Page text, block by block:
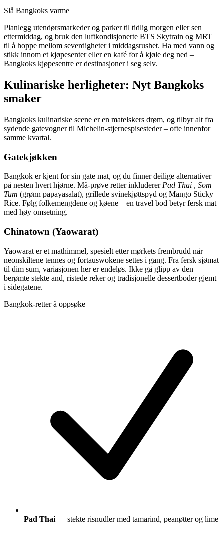
Slå Bangkoks varme
Planlegg utendørsmarkeder og parker til tidlig morgen eller sen
ettermiddag, og bruk den luftkondisjonerte BTS Skytrain og MRT
til å hoppe mellom severdigheter i middagsrushet. Ha med vann og
stikk innom et kjøpesenter eller en kafé for å kjøle deg ned –
Bangkoks kjøpesentre er destinasjoner i seg selv.
Kulinariske herligheter: Nyt Bangkoks
smaker
Bangkoks kulinariske scene er en matelskers drøm, og tilbyr alt fra
sydende gatevogner til Michelin-stjernespisesteder – ofte innenfor
samme kvartal.
Gatekjøkken
Bangkok er kjent for sin gate mat, og du finner deilige alternativer
på nesten hvert hjørne. Må-prøve retter inkluderer Pad Thai , Som
Tum (grønn papayasalat), grillede svinekjøttspyd og Mango Sticky
Rice. Følg folkemengdene og køene – en travel bod betyr fersk mat
med høy omsetning.
Chinatown (Yaowarat)
Yaowarat er et mathimmel, spesielt etter mørkets frembrudd når
neonskiltene tennes og fortauswokene settes i gang. Fra fersk sjømat
til dim sum, variasjonen her er endeløs. Ikke gå glipp av den
berømte stekte and, ristede reker og tradisjonelle dessertboder gjemt
i sidegatene.
Bangkok-retter å oppsøke
Pad Thai — stekte risnudler med tamarind, peanøtter og lime